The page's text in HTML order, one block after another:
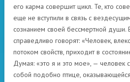
его карма совершит цикл. Те, кто
еще не вступили в связь с
сознанием своей бессмертной души.
справедливо говорят: «Человек,
потоком свойств, приходит в
Думая: «это я и это мое», — человек
собой подобно птице,